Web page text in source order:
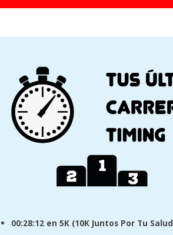
00:28:12 en 5K (10K Juntos Por Tu Salud